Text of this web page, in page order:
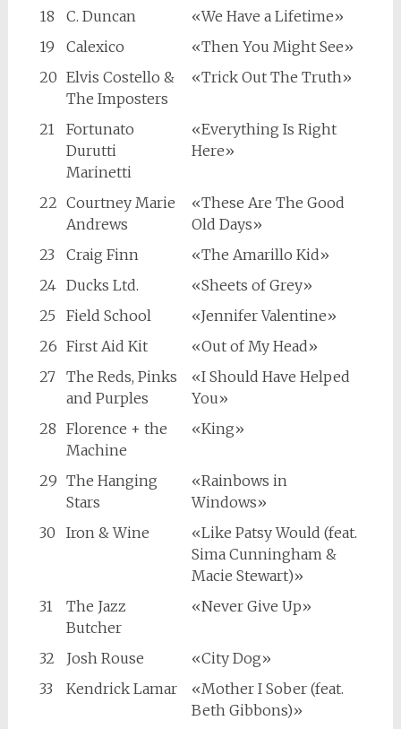
18
C. Duncan
«We Have a Lifetime»
19
Calexico
«Then You Might See»
20 Elvis Costello &
The Imposters
«Trick Out The Truth»
21
Fortunato
Durutti
Marinetti
«Everything Is Right
Here»
22 Courtney Marie
Andrews
«These Are The Good
Old Days»
23
Craig Finn
«The Amarillo Kid»
24 Ducks Ltd.
«Sheets of Grey»
25
Field School
«Jennifer Valentine»
26 First Aid Kit
«Out of My Head»
27
The Reds, Pinks
and Purples
«I Should Have Helped
You»
28 Florence + the
Machine
«King»
29 The Hanging
Stars
«Rainbows in
Windows»
30
Iron & Wine
«Like Patsy Would (feat.
Sima Cunningham &
Macie Stewart)»
31
The Jazz
Butcher
«Never Give Up»
32 Josh Rouse
«City Dog»
33
Kendrick Lamar
«Mother I Sober (feat.
Beth Gibbons)»